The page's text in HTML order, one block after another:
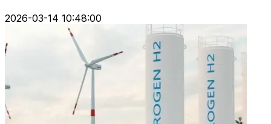
2026-03-14 10:48:00